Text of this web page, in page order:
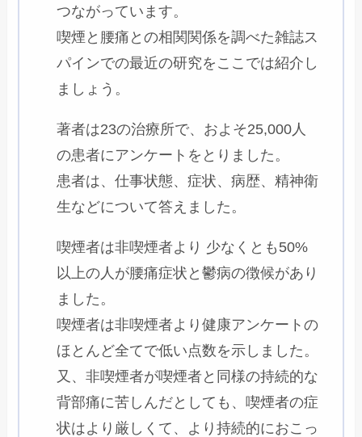
つながっています。
喫煙と腰痛との相関関係を調べた雑誌ス
パインでの最近の研究をここでは紹介し
ましょう。
著者は23の治療所で、およそ25,000人
の患者にアンケートをとりました。
患者は、仕事状態、症状、病歴、精神衛
生などについて答えました。
喫煙者は非喫煙者より 少なくとも50%
以上の人が腰痛症状と鬱病の徴候があり
ました。
喫煙者は非喫煙者より健康アンケートの
ほとんど全てで低い点数を示しました。
又、非喫煙者が喫煙者と同様の持続的な
背部痛に苦しんだとしても、喫煙者の症
状はより厳しくて、より持続的におこっ